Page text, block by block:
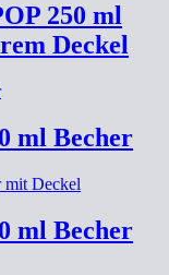
250 ml
Deckel
ml Becher
ml Becher